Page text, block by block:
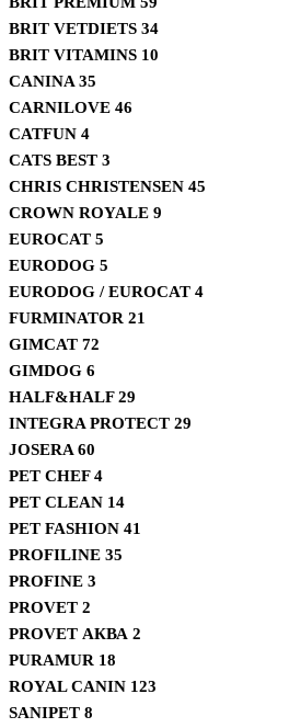
BRIT VETDIETS 34
BRIT VITAMINS 10
CANINA 35
CARNILOVE 46
CATFUN 4
CATS BEST 3
CHRIS CHRISTENSEN 45
CROWN ROYALE 9
EUROCAT 5
EURODOG 5
EURODOG / EUROCAT 4
FURMINATOR 21
GIMCAT 72
GIMDOG 6
HALF&HALF29
INTEGRA PROTECT 29
JOSERA 60
PET CHEF4
PET CLEAN 14
PET FASHION 41
PROFILINE 35
PROFINE 3
PROVET 2
PROVET АКВА 2
PURAMUR 18
ROYAL CANIN 123
SANIPET 8